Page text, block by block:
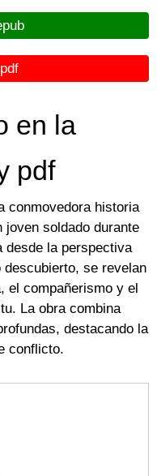
en la
pdf
conmovedora historia
soldado durante
desde la perspectiva
se revelan
el compañerismo y el
La obra combina
destacando la
conflicto.